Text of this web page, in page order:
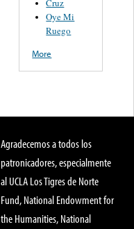
Cruz
Oye Mi
Ruego
More
Agradecemos a todos los
patronicadores, especialmente
al UCLA Los Tigres de Norte
Fund, National Endowment for
the Humanities, National